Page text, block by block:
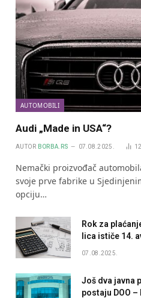
AUTOMOBILI
Audi „Made in USA“?
AUTOR BORBA.RS 07.08.2025.
Nemački proizvođač
svoje prve fabrike u
opciju…
Rok za
lica ističe 14.
07.08.2025.
Još dva javna
postaju DOO